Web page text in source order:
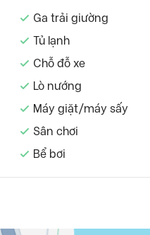
Ga trải giường
Tủ lạnh
Chỗ đỗ xe
Lò nướng
Máy giặt/máy sấy
Sân chơi
Bể bơi